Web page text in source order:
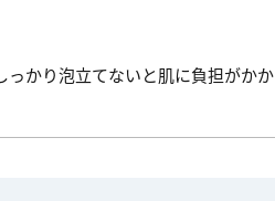
っかり泡立てないと肌に負担がかか